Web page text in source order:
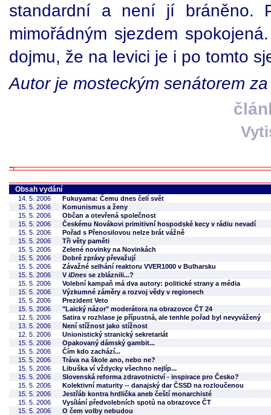
standardní a není jí bráněno.
mimořádným sjezdem
dojmu, že na levici je i po tomto
Autor je mosteckým senátorem
Obsah vydání
14. 5. 2006
Fukuyama: Čemu dnes čelí svět
15. 5. 2006
Komunismus a ženy
15. 5. 2006
Občan a otevřená společnost
15. 5. 2006
Českému Novákovi primitivní hospodské kecy v rádiu nevadí
15. 5. 2006
Pořad s Přenosilovou nelze brát vážně
15. 5. 2006
Tři věty paměti
15. 5. 2006
Zelené novinky na Novinkách
15. 5. 2006
Dobré zprávy převažují
15. 5. 2006
Závažné selhání reaktoru VVER1000 v Bulharsku
15. 5. 2006
ViDnes se zbláznili...?
15. 5. 2006
Volební kampaň má dva autory: politické strany a média
15. 5. 2006
Výzkumné záměry a rozvoj vědy v regionech
15. 5. 2006
Prezident Veto
15. 5. 2006
"Laický názor" moderátora na obrazovce ČT 24
12. 5. 2006
Satira v rozhlase je přípustná, ale tenhle pořad byl nevyvážený
13. 5. 2006
Není stížnost jako stížnost
12. 5. 2006
Unionistický stranický sekretariát
15. 5. 2006
Opakovaný dámský gambit...
15. 5. 2006
Čím kdo zachází...
15. 5. 2006
Tráva na škole ano, nebo ne?
15. 5. 2006
Libuška ví vždycky všechno nejlíp...
15. 5. 2006
Slovenská reforma zdravotnictví - inspirace pro Česko?
15. 5. 2006
Kolektivní maturity -- danajský dar ČSSD na rozloučenou
15. 5. 2006
Jestřáb kontra hrdlička aneb čeští monarchisté
15. 5. 2006
Vysílání předvolebních spotů na obrazovce ČT
15. 5. 2006
O čem volby nebudou